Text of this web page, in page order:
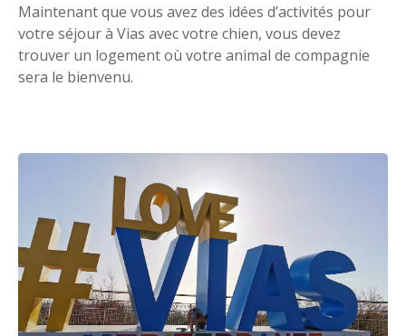
Maintenant que vous avez des idées d’activités pour
votre séjour à Vias avec votre chien, vous devez
trouver un logement où votre animal de compagnie
sera le bienvenu.